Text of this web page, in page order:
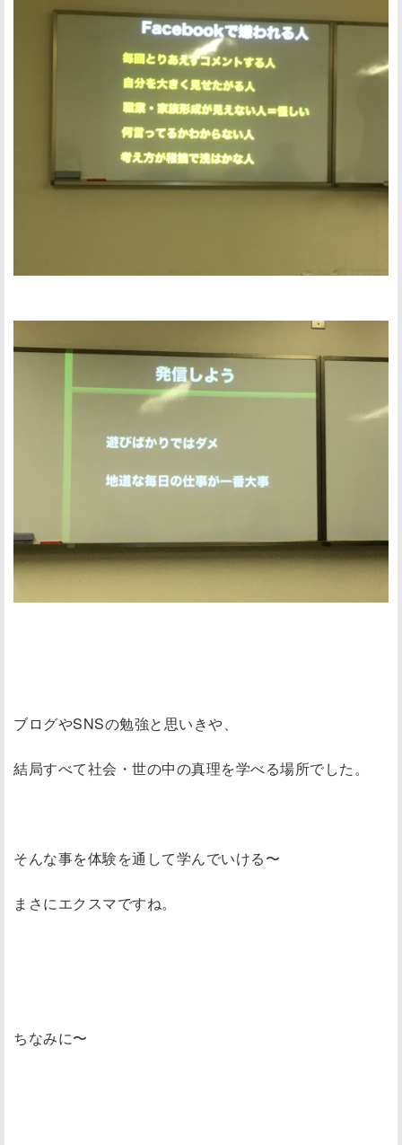
ブログやSNSの勉強と思いきや、
結局すべて社会・世の中の真理を学べる場所でした。
そんな事を体験を通して学んでいける〜
まさにエクスマですね。
ちなみに〜